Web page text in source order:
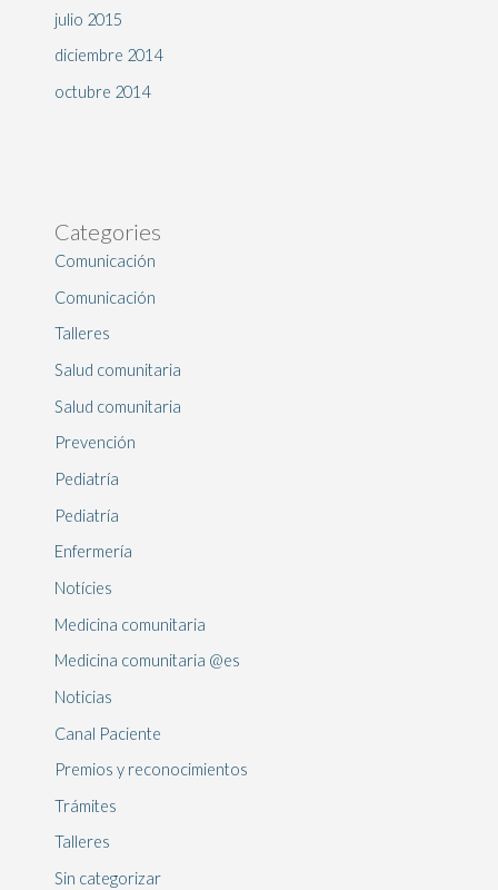
julio 2015
diciembre 2014
octubre 2014
Categories
Comunicación
Comunicación
Talleres
Salud comunitaria
Salud comunitaria
Prevención
Pediatría
Pediatría
Enfermería
Notícies
Medicina comunitaria
Medicina comunitaria @es
Noticias
Canal Paciente
Premios y reconocimientos
Trámites
Talleres
Sin categorizar